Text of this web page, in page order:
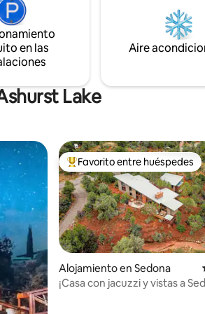
de
está
tu «simplystay». Síguenos en @
Escaleras exteriores solo entre
salón/loft y el dormitorio de abajo.
en las
Aire
Lake
Favorito entre huéspedes
Favorito entre huéspedes
Alojamiento en Sedona
¡Casa con jacuzzi y vistas a